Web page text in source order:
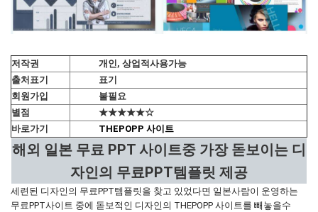
저작권
개인, 상업적사용가능
출처표기
표기
회원가입
불필요
별점
★★★★★☆
바로가기
THEPOPP 사이트
해외 일본 무료 PPT 사이트중 가장 돋보이는 디
자인의 무료PPT템플릿 제공
세련된 디자인의 무료PPT템플릿을 찾고 있었다면 일본사람이 운영하는
무료PPT사이트 중에 돋보적인 디자인의 THEPOPP 사이트를 빼놓을수